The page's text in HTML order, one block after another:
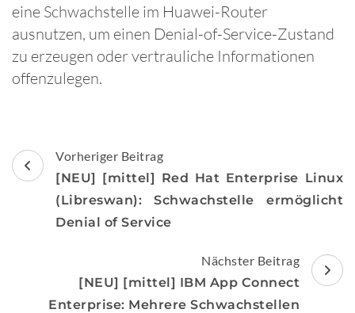
eine Schwachstelle im Huawei-Router
ausnutzen, um einen Denial-of-Service-Zustand
zu erzeugen oder vertrauliche Informationen
offenzulegen.
Beitragsnavigation
Vorheriger Beitrag
[NEU] [mittel] Red Hat Enterprise Linux
(Libreswan): Schwachstelle ermöglicht
Denial of Service
Nächster Beitrag
[NEU] [mittel] IBM App Connect
Enterprise: Mehrere Schwachstellen